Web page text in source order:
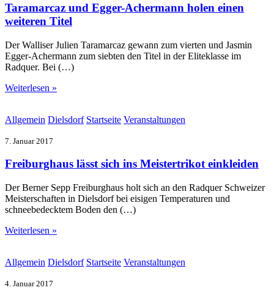
Taramarcaz und Egger-Achermann holen einen
weiteren Titel
Der Walliser Julien Taramarcaz gewann zum vierten und Jasmin
Egger-Achermann zum siebten den Titel in der Eliteklasse im
Radquer. Bei (…)
Weiterlesen »
Allgemein Dielsdorf Startseite Veranstaltungen
7. Januar 2017
Freiburghaus lässt sich ins Meistertrikot einkleiden
Der Berner Sepp Freiburghaus holt sich an den Radquer Schweizer
Meisterschaften in Dielsdorf bei eisigen Temperaturen und
schneebedecktem Boden den (…)
Weiterlesen »
Allgemein Dielsdorf Startseite Veranstaltungen
4. Januar 2017